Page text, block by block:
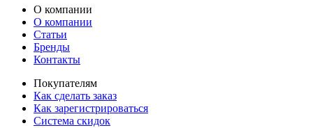
О компании
О компании
Статьи
Бренды
Контакты
Покупателям
Как сделать заказ
Как зарегистрироваться
Система скидок